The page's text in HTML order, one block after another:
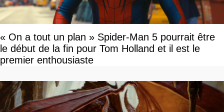
« On a tout un plan » Spider-Man 5 pourrait être
le début de la fin pour Tom Holland et il est le
premier enthousiaste